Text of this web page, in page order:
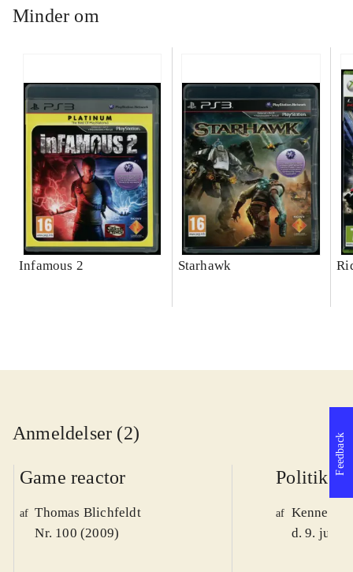
Minder om
Infamous 2 Starhawk
Anmeldelser (2)
Game reactor
af Thomas Blichfeldt
Nr. 100 (2009)
Politiken
af Kenneth
d. 9. juni
Feedback